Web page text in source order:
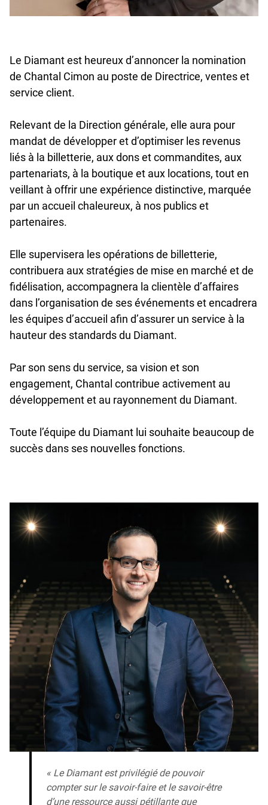
Le Diamant est heureux d’annoncer la nomination
de Chantal Cimon au poste de Directrice, ventes et
service client.
Relevant de la Direction générale, elle aura pour
mandat de développer et d’optimiser les revenus
liés à la billetterie, aux dons et commandites, aux
partenariats, à la boutique et aux locations, tout en
veillant à offrir une expérience distinctive, marquée
par un accueil chaleureux, à nos publics et
partenaires.
Elle supervisera les opérations de billetterie,
contribuera aux stratégies de mise en marché et de
fidélisation, accompagnera la clientèle d’affaires
dans l’organisation de ses événements et encadrera
les équipes d’accueil afin d’assurer un service à la
hauteur des standards du Diamant.
Par son sens du service, sa vision et son
engagement, Chantal contribue activement au
développement et au rayonnement du Diamant.
Toute l’équipe du Diamant lui souhaite beaucoup de
succès dans ses nouvelles fonctions.
« Le Diamant est privilégié de pouvoir
compter sur le savoir-faire et le savoir-être
d’une ressource aussi pétillante que